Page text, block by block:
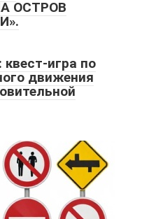
ОСТРОВ
игра по
движения